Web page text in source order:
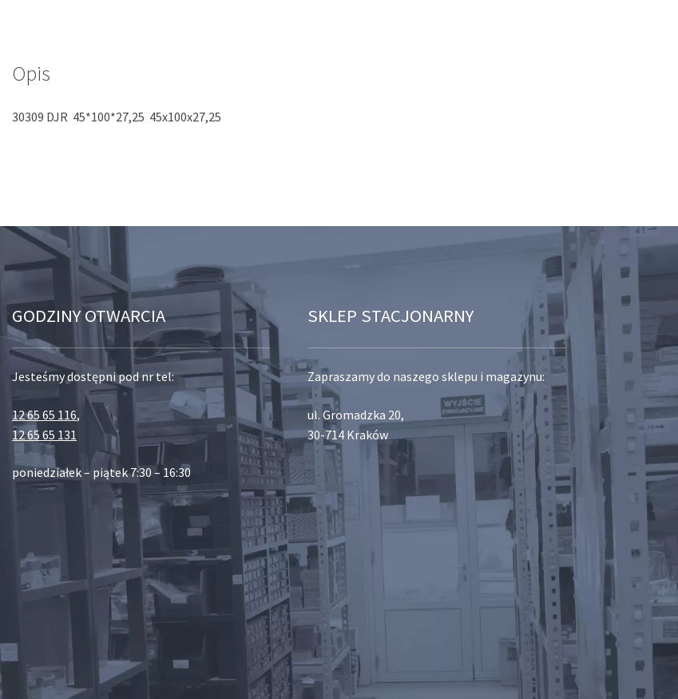
Opis
30309 DJR 45*100*27,25 45x100x27,25
GODZINY OTWARCIA
Jesteśmy dostępni pod nr tel:
12 65 65 116,
12 65 65 131
poniedziałek – piątek 7:30 – 16:30
SKLEP STACJONARNY
Zapraszamy do naszego sklepu i magazynu:
ul. Gromadzka 20,
30-714 Kraków